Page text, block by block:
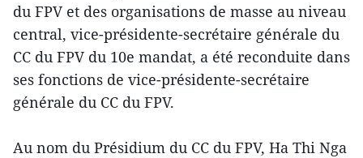
du FPV et des organisations de masse au niveau
central, vice-présidente-secrétaire générale du
CC du FPV du 10e mandat, a été reconduite dans
ses fonctions de vice-présidente-secrétaire
générale du CC du FPV.
Au nom du Présidium du CC du FPV, Ha Thi Nga